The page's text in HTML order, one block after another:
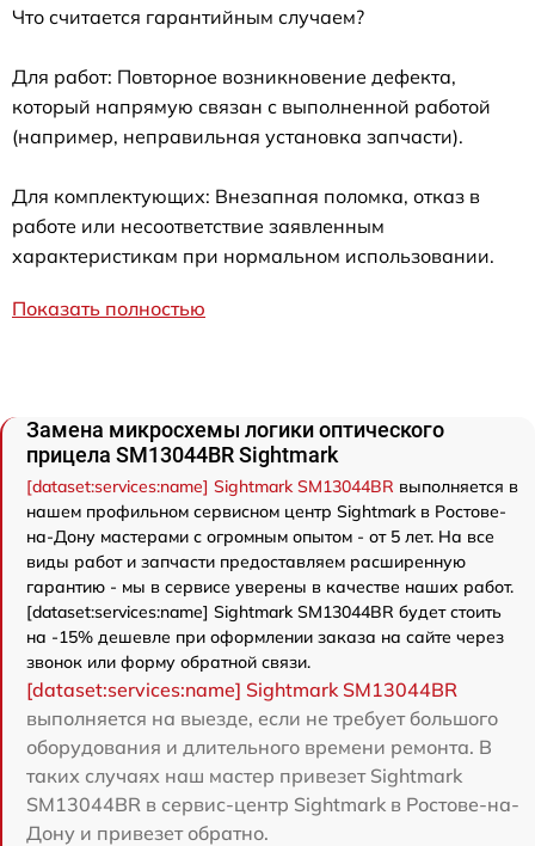
Что считается гарантийным случаем?
Для работ: Повторное возникновение дефекта,
который напрямую связан с выполненной работой
(например, неправильная установка запчасти).
Для комплектующих: Внезапная поломка, отказ в
работе или несоответствие заявленным
характеристикам при нормальном использовании.
Показать полностью
Замена микросхемы логики оптического
прицела SM13044BR Sightmark
[dataset:services:name] Sightmark SM13044BR выполняется в
нашем профильном сервисном центр Sightmark в Ростове-
на-Дону мастерами с огромным опытом - от 5 лет. На все
виды работ и запчасти предоставляем расширенную
гарантию - мы в сервисе уверены в качестве наших работ.
[dataset:services:name] Sightmark SM13044BR будет стоить
на -15% дешевле при оформлении заказа на сайте через
звонок или форму обратной связи.
[dataset:services:name] Sightmark SM13044BR
выполняется на выезде, если не требует большого
оборудования и длительного времени ремонта. В
таких случаях наш мастер привезет Sightmark
SM13044BR в сервис-центр Sightmark в Ростове-на-
Дону и привезет обратно.